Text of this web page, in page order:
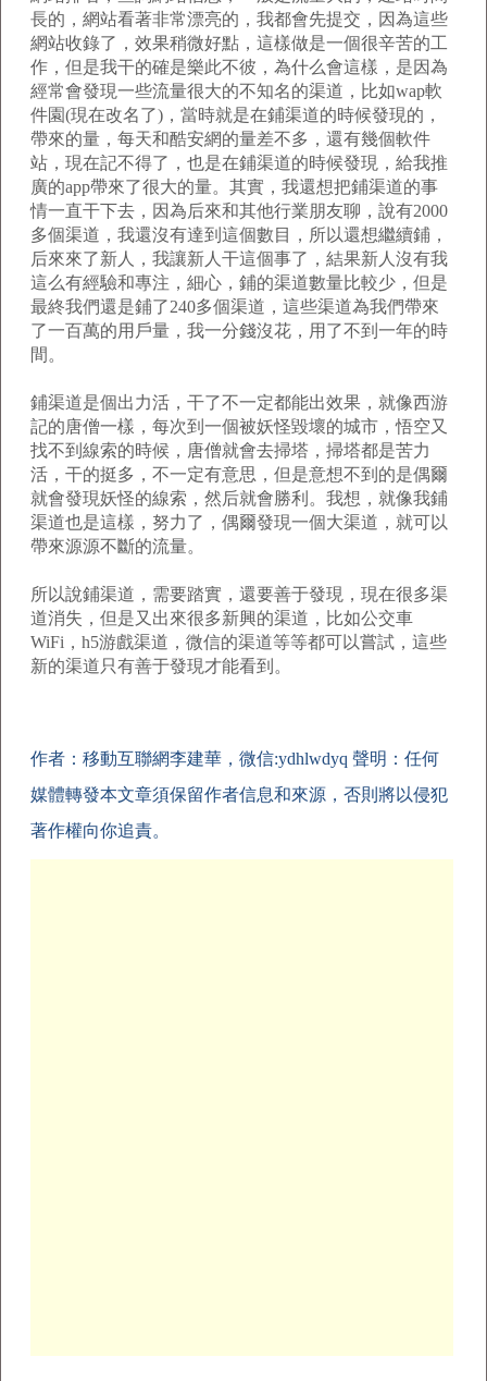
長的，網站看著非常漂亮的，我都會先提交，因為這些
網站收錄了，效果稍微好點，這樣做是一個很辛苦的工
作，但是我干的確是樂此不彼，為什么會這樣，是因為
經常會發現一些流量很大的不知名的渠道，比如wap軟
件園(現在改名了)，當時就是在鋪渠道的時候發現的，
帶來的量，每天和酷安網的量差不多，還有幾個軟件
站，現在記不得了，也是在鋪渠道的時候發現，給我推
廣的app帶來了很大的量。其實，我還想把鋪渠道的事
情一直干下去，因為后來和其他行業朋友聊，說有2000
多個渠道，我還沒有達到這個數目，所以還想繼續鋪，
后來來了新人，我讓新人干這個事了，結果新人沒有我
這么有經驗和專注，細心，鋪的渠道數量比較少，但是
最終我們還是鋪了240多個渠道，這些渠道為我們帶來
了一百萬的用戶量，我一分錢沒花，用了不到一年的時
間。
鋪渠道是個出力活，干了不一定都能出效果，就像西游
記的唐僧一樣，每次到一個被妖怪毀壞的城市，悟空又
找不到線索的時候，唐僧就會去掃塔，掃塔都是苦力
活，干的挺多，不一定有意思，但是意想不到的是偶爾
就會發現妖怪的線索，然后就會勝利。我想，就像我鋪
渠道也是這樣，努力了，偶爾發現一個大渠道，就可以
帶來源源不斷的流量。
所以說鋪渠道，需要踏實，還要善于發現，現在很多渠
道消失，但是又出來很多新興的渠道，比如公交車
WiFi，h5游戲渠道，微信的渠道等等都可以嘗試，這些
新的渠道只有善于發現才能看到。
作者：移動互聯網李建華，微信:ydhlwdyq 聲明：任何
媒體轉發本文章須保留作者信息和來源，否則將以侵犯
著作權向你追責。